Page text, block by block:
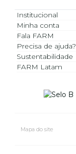
Institucional
Minha conta
Fala FARM
Precisa de ajuda?
Sustentabilidade
FARM Latam
Mapa do site